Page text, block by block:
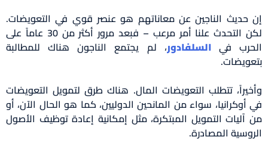
إن حديث الناجين عن معاناتهم هو عنصر قوي في التعويضات.
لكن التحدث علنا أمر مرعب – فبعد مرور أكثر من 30 عاماً على
الحرب فيالسلفادور، لم يجتمع الناجون هناك للمطالبة
بتعويضات.
وأخيراً، تتطلب التعويضات المال. هناك طرق لتمويل التعويضات
في أوكرانيا، سواء من المانحين الدوليين، كما هو الحال الآن، أو
من آليات التمويل المبتكرة، مثل إمكانية إعادة توظيف الأصول
الروسية المصادرة.